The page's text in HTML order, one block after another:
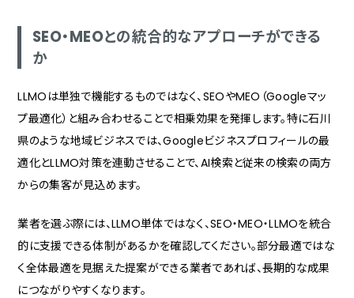
SEO・MEOとの統合的なアプローチができる
か
LLMOは単独で機能するものではなく、SEOやMEO（Googleマッ
プ最適化）と組み合わせることで相乗効果を発揮します。特に石川
県のような地域ビジネスでは、Googleビジネスプロフィールの最
適化とLLMO対策を連動させることで、AI検索と従来の検索の両方
からの集客が見込めます。
業者を選ぶ際には、LLMO単体ではなく、SEO・MEO・LLMOを統合
的に支援できる体制があるかを確認してください。部分最適ではな
く全体最適を見据えた提案ができる業者であれば、長期的な成果
につながりやすくなります。